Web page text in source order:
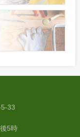
33
5時